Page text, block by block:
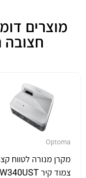
מוצרים
חצובה
Optoma
מקרן מנורה לטווח
צמוד קיר W340UST